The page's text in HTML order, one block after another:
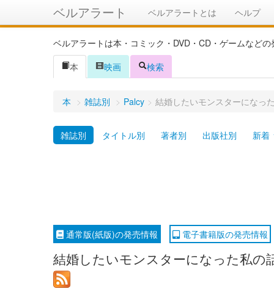
ベルアラート ベルアラートとは ヘルプ
ベルアラートは本・コミック・DVD・CD・ゲームなど
本
映画 検索
本 > 雑誌別 > Palcy > 結婚したいモンスターになっ
雑誌別 タイトル別 著者別 出版社別 新着
通常版(紙版)の発売情報 電子書籍版の発売情報
結婚したいモンスターになった私の